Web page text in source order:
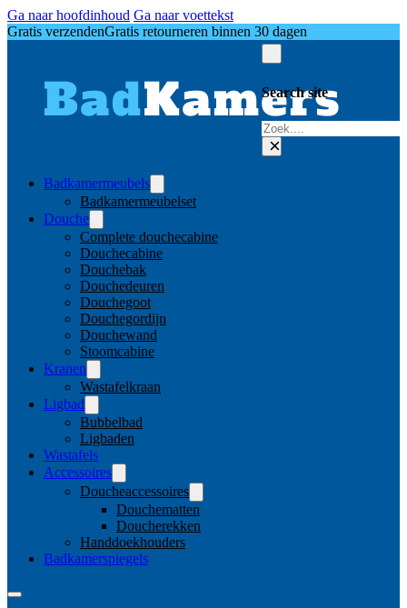
Ga naar hoofdinhoud Ga naar voettekst
Gratis verzendenGratis retourneren binnen 30 dagen
Search site
Zoeken
×
Badkamermeubels
Badkamermeubelset
Douche
Complete douchecabine
Douchecabine
Douchebak
Douchedeuren
Douchegoot
Douchegordijn
Douchewand
Stoomcabine
Kranen
Wastafelkraan
Ligbad
Bubbelbad
Ligbaden
Wastafels
Accessoires
Doucheaccessoires
Douchematten
Doucherekken
Handdoekhouders
Badkamerspiegels